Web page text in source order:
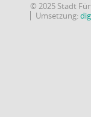
© 2025 Stadt
Umsetzung: